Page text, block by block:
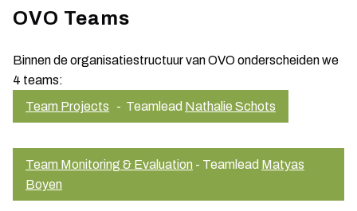
OVO Teams
Binnen de organisatiestructuur van OVO onderscheiden we
4 teams:
Team Projects - Teamlead Nathalie Schots
Team Monitoring & Evaluation - Teamlead Matyas
Boyen